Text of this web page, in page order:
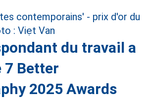
du travail a
7 Better
2025 Awards